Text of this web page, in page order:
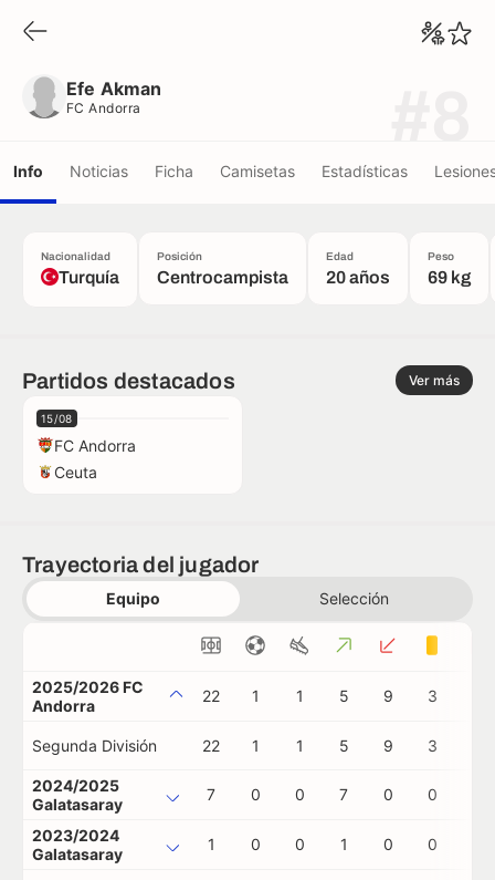
Efe Akman
FC Andorra
Info Noticias Ficha Camisetas Estadísticas
Nacionalidad
Turquía
Posición
Centrocampista
Edad
20 años
Peso
69 kg
Partidos destacados Ver más
15/08
FC Andorra
Ceuta
Trayectoria del jugador
Equipo Selección
2025/2026 FC
Andorra
22 1 1 5 9 3
Segunda División 22 1 1 5 9 3
2024/2025
Galatasaray
7 0 0 7 0 0
2023/2024
Galatasaray
1 0 0 1 0 0